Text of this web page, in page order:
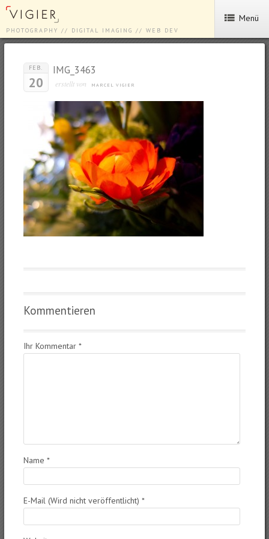
PHOTOGRAPHY // DIGITAL IMAGING // WEB DEV
Menü
FEB.
20
IMG_3463
erstellt von MARCEL VIGIER
Kommentieren
Ihr Kommentar *
Name *
E-Mail (Wird nicht veröffentlicht) *